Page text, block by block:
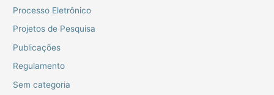
Processo Eletrônico
Projetos de Pesquisa
Publicações
Regulamento
Sem categoria